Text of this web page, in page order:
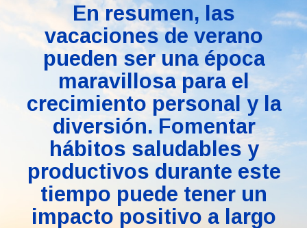
En resumen, las
vacaciones de verano
pueden ser una época
maravillosa para el
crecimiento personal y la
diversión. Fomentar
hábitos saludables y
productivos durante este
tiempo puede tener un
impacto positivo a largo